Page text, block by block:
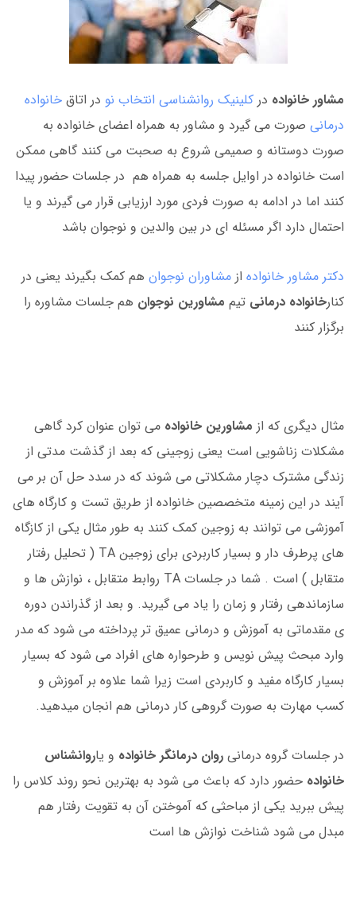
مشاور خانواده در کلینیک روانشناسی انتخاب نو در اتاق خانواده
درمانی صورت می گیرد و مشاور به همراه اعضای خانواده به
صورت دوستانه و صمیمی شروع به صحبت می کنند گاهی ممکن
است خانواده در اوایل جلسه به همراه هم در جلسات حضور پیدا
کنند اما در ادامه به صورت فردی مورد ارزیابی قرار می گیرند و یا
احتمال دارد اگر مسئله ای در بین والدین و نوجوان باشد
دکتر مشاور خانواده از مشاوران نوجوان هم کمک بگیرند یعنی در
کنارخانواده درمانی تیم مشاورین نوجوان هم جلسات مشاوره را
برگزار کنند
مثال دیگری که از مشاورین خانواده می توان عنوان کرد گاهی
مشکلات زناشویی است یعنی زوجینی که بعد از گذشت مدتی از
زندگی مشترک دچار مشکلاتی می شوند که در سدد حل آن بر می
آیند در این زمینه متخصصین خانواده از طریق تست و کارگاه های
آموزشی می توانند به زوجین کمک کنند به طور مثال یکی از کازگاه
های پرطرف دار و بسیار کاربردی برای زوجین TA ( تحلیل رفتار
متقابل ) است . شما در جلسات TA روابط متقابل ، نوازش ها و
سازماندهی رفتار و زمان را یاد می گیرید. و بعد از گذراندن دوره
ی مقدماتی به آموزش و درمانی عمیق تر پرداخته می شود که مدر
وارد مبحث پیش نویس و طرحواره های افراد می شود که بسیار
بسیار کارگاه مفید و کاربردی است زیرا شما علاوه بر آموزش و
کسب مهارت به صورت گروهی کار درمانی هم انجان میدهید.
در جلسات گروه درمانی روان درمانگر خانواده و یاروانشناس
خانواده حضور دارد که باعث می شود به بهترین نحو روند کلاس را
پیش ببرید یکی از مباحثی که آموختن آن به تقویت رفتار هم
مبدل می شود شناخت نوازش ها است